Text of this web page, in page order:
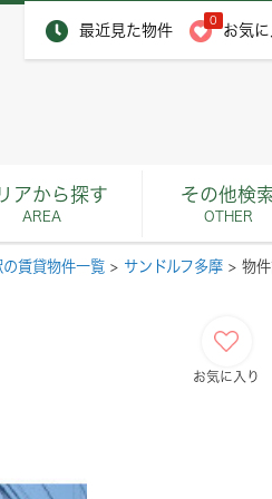
最近見た物件
0
お気に
アから探す
AREA
その他検
OTHER
賃貸物件一覧 > サンドルフ多摩 > 物
お気に入り